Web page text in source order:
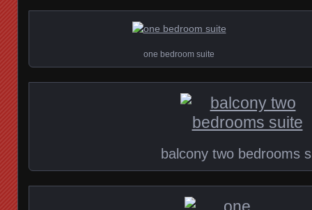
one bedroom suite
balcony two bedrooms